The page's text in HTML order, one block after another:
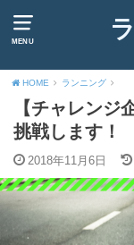
MENU
HOME ランニング
【チャレンジ
挑戦します！
2018年11月6日